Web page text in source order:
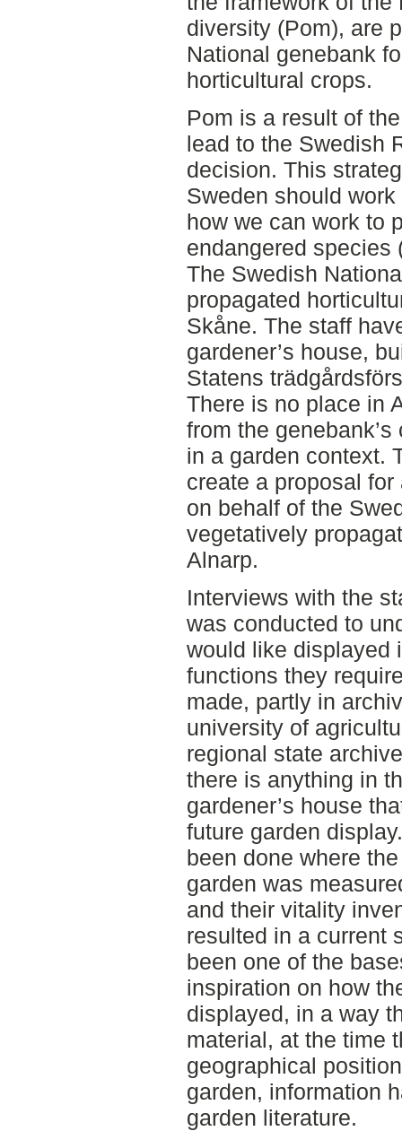
diversity (Pom), are
National genebank
horticultural crops.
Pom is a result of
lead to the Swedish
decision. This
Sweden should
how we can work to
endangered species
The Swedish
propagated
Skåne. The staff
gardener’s house,
Statens
There is no place in
from the
in a garden context.
create a proposal
on behalf of the
vegetatively
Alnarp.
Interviews with the
was conducted to
would like displayed
functions they
made, partly in
university of
regional state
there is anything in
gardener’s house
future garden
been done where
garden was
and their vitality
resulted in a current
been one of the
inspiration on how
displayed, in a way
material, at the time
geographical
garden, information
garden literature.